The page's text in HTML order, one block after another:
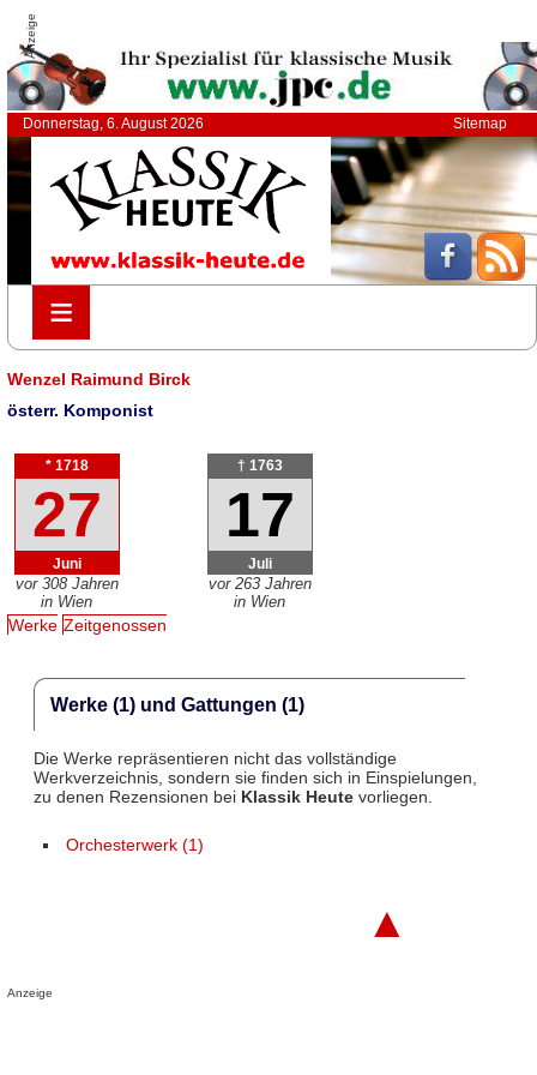
Anzeige
Donnerstag, 6. August 2026 Sitemap
≡
≡
Wenzel Raimund Birck
österr. Komponist
* 1718
27
Juni
vor 308 Jahren
in Wien
† 1763
17
Juli
vor 263 Jahren
in Wien
Werke Zeitgenossen
Werke (1) und Gattungen (1)
Die Werke repräsentieren nicht das vollständige
Werkverzeichnis, sondern sie finden sich in Einspielungen,
zu denen Rezensionen bei Klassik Heutevorliegen.
Orchesterwerk (1)
▲
Anzeige